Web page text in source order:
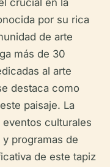
crucial en la
por su rica
de arte
más de 30
al arte
destaca como
paisaje. La
culturales
programas de
de este tapiz